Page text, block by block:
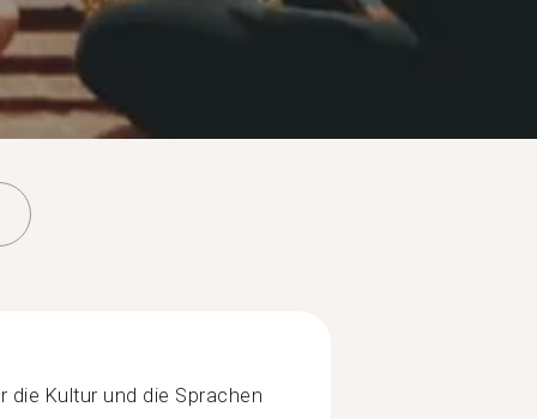
die Kultur und die Sprachen